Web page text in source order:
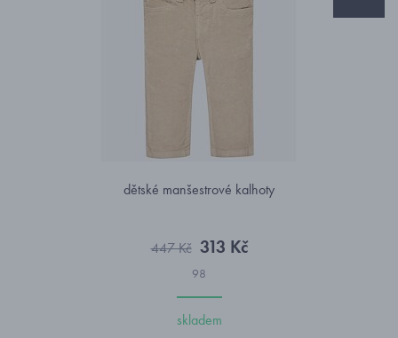
dětské manšestrové kalhoty
447 Kč 313 Kč
98
skladem